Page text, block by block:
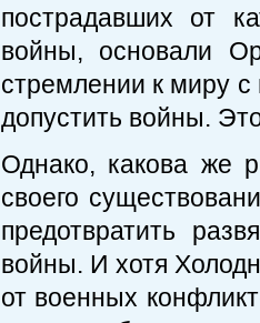
пострадавших от
войны, основали
стремлении к миру
допустить войны.
Однако, какова же
своего
предотвратить
войны. И хотя
от военных